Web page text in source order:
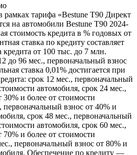
рамках тарифа «Bestune T90 Директ
на автомобили Bestune T90 2024-
стоимость кредита в % годовых от
ставка по кредиту составляет
от 100 тыс. до 7 млн.
до 96 мес., первоначальный взнос
ставка 0,01% достигается при
срок 12 мес., первоначальный
автомобиля, срок 24 мес.,
и более от стоимости
первоначальный взнос от 40% и
срок 48 мес., первоначальный
автомобиля, срок 60 мес.,
и более от стоимости
первоначальный взнос от 80% и
Обеспечение по кредиту —